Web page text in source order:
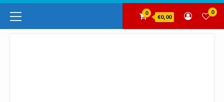
Primary
Menu
0
€0,00
0